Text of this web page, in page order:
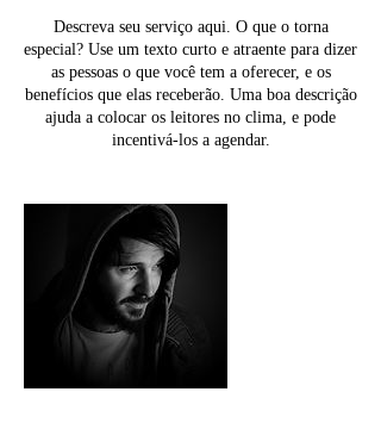
Descreva seu serviço aqui. O que o torna
especial? Use um texto curto e atraente para dizer
as pessoas o que você tem a oferecer, e os
benefícios que elas receberão. Uma boa descrição
ajuda a colocar os leitores no clima, e pode
incentivá-los a agendar.